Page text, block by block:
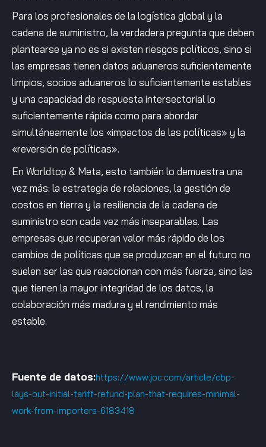
Para los profesionales de la logística global y la
cadena de suministro, la verdadera pregunta que deben
plantearse ya no es si existen riesgos políticos, sino si
las empresas tienen datos aduaneros suficientemente
limpios, socios aduaneros lo suficientemente estables
y una capacidad de respuesta intersectorial lo
suficientemente rápida como para abordar
simultáneamente los «impactos de las políticas» y la
«reversión de políticas».
En Worldtop & Meta, esto también lo demuestra una
vez más: la estrategia de relaciones, la gestión de
costos en tierra y la resiliencia de la cadena de
suministro son cada vez más inseparables. Las
empresas que recuperan valor más rápido de los
cambios de políticas que se produzcan en el futuro no
suelen ser las que reaccionan con más fuerza, sino las
que tienen la mayor integridad de los datos, la
colaboración más madura y el rendimiento más
estable.
Fuente de datos:https://www.joc.com/article/cbp-
lays-out-initial-tariff-refund-plan-that-requires-minimal-
work-from-importers-6183418